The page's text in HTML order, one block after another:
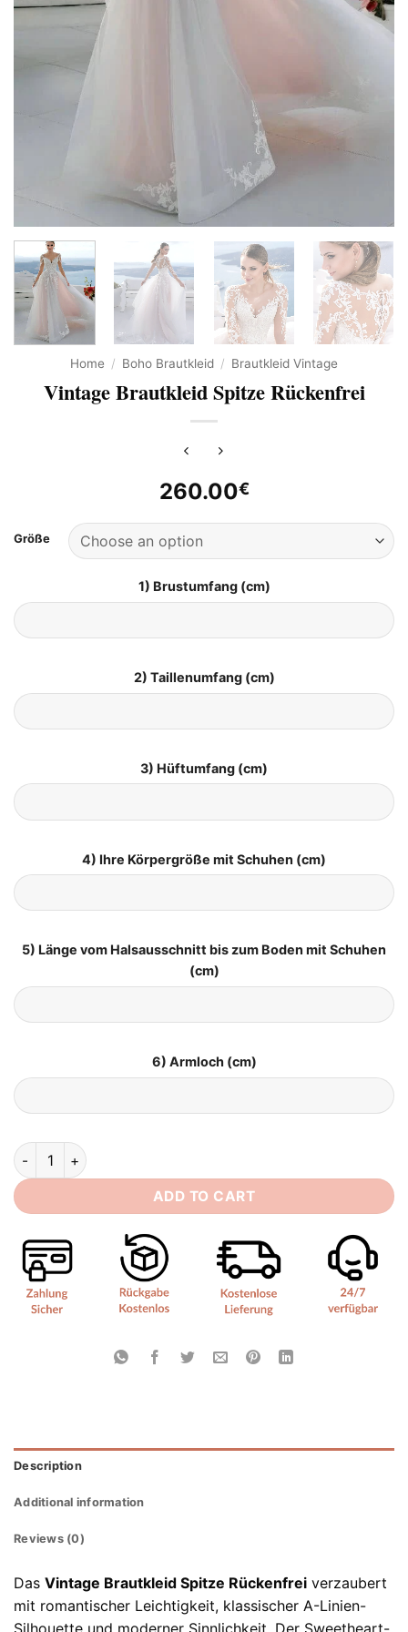
Home / Boho Brautkleid / Brautkleid Vintage
Vintage Brautkleid Spitze Rückenfrei
260.00€
Größe
1) Brustumfang (cm)
2) Taillenumfang (cm)
3) Hüftumfang (cm)
4) Ihre Körpergröße mit Schuhen (cm)
5) Länge vom Halsausschnitt bis zum Boden mit Schuhen
(cm)
6) Armloch (cm)
Vintage Brautkleid Spitze Rückenfrei quantity
ADD TO CART
Description
Additional information
Reviews (0)
Das Vintage Brautkleid Spitze Rückenfrei verzaubert
mit romantischer Leichtigkeit, klassischer A-Linien-